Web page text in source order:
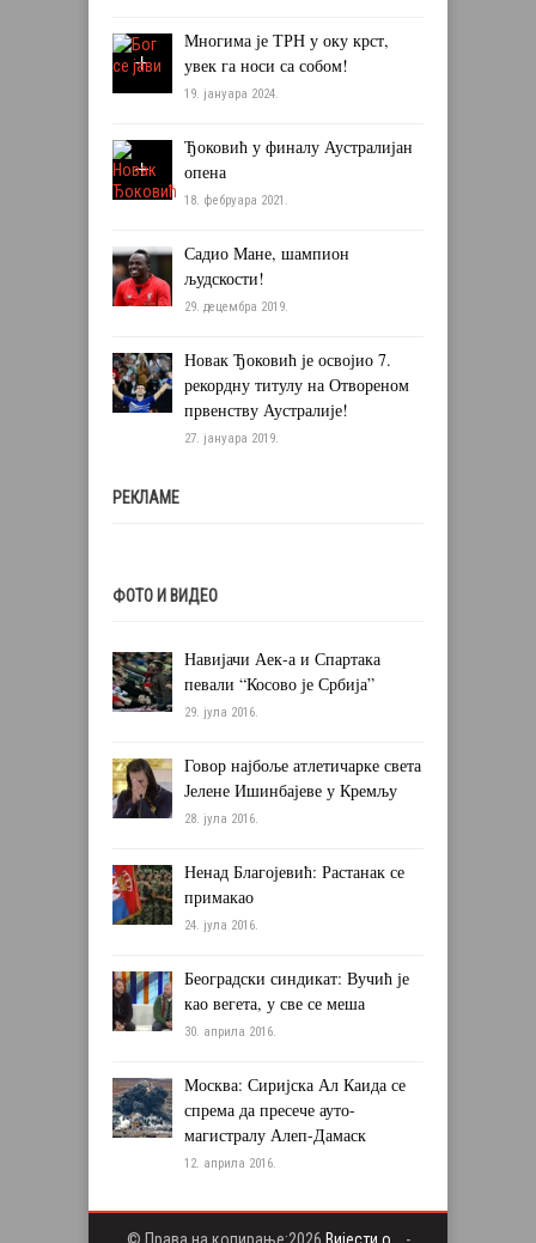
Многима је ТРН у оку крст,
увек га носи са собом!
19. јануара 2024.
Ђоковић у финалу Аустралијан
опена
18. фебруара 2021.
Садио Мане, шампион
људскости!
29. децембра 2019.
Новак Ђоковић је освојио 7.
рекордну титулу на Отвореном
првенству Аустралије!
27. јануара 2019.
РЕКЛАМЕ
ФОТО И ВИДЕО
Навијачи Аек-а и Спартака
певали “Косово је Србија”
29. јула 2016.
Говор најбоље атлетичарке света
Јелене Ишинбајеве у Кремљу
28. јула 2016.
Ненад Благојевић: Растанак се
примакао
24. јула 2016.
Београдски синдикат: Вучић је
као вегета, у све се меша
30. априла 2016.
Москва: Сиријска Ал Каида се
спрема да пресече ауто-
магистралу Алеп-Дамаск
12. априла 2016.
© Права на копирање:2026 Вијести о... -